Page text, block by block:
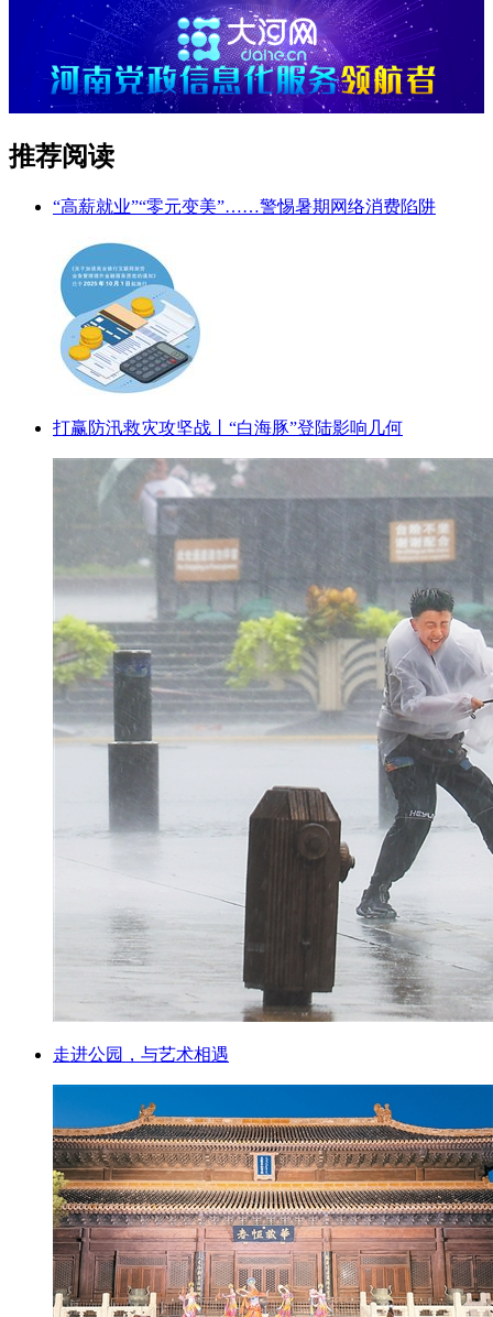
推荐阅读
“高薪就业”“零元变美”……警惕暑期网络消费陷阱
打赢防汛救灾攻坚战丨“白海豚”登陆影响几何
走进公园，与艺术相遇